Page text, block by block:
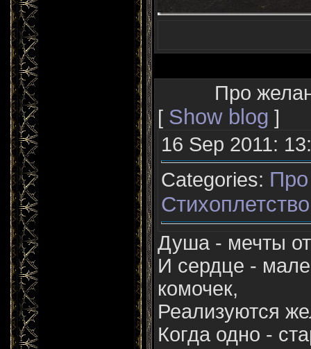
Про
[ Show blog ]
16 Sep 2011:
Categories:
Стихоплетство
Душа - мечты
И сердце -
комочек,
Реализуются
Когда одно -